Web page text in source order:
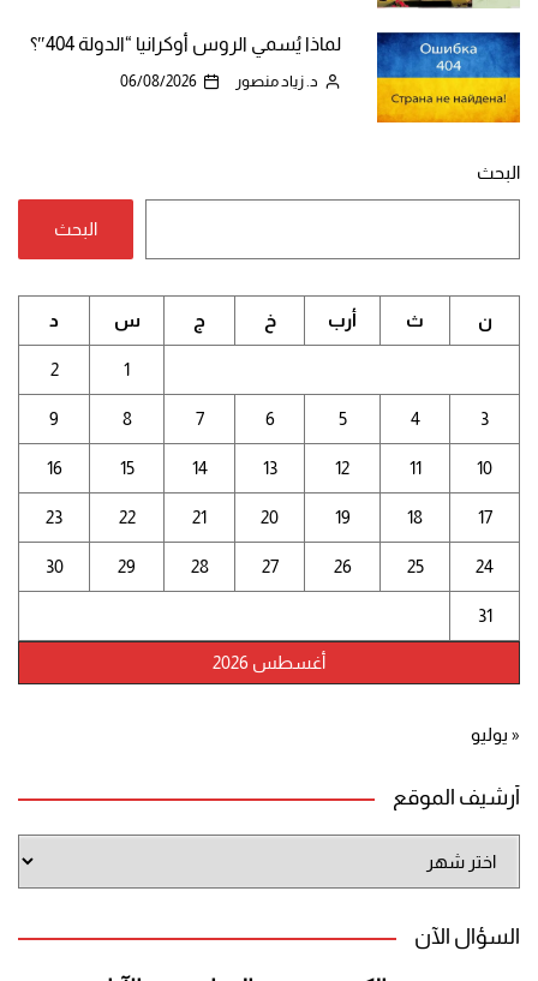
لماذا يُسمي الروس أوكرانيا “الدولة 404″؟
د. زياد منصور 06/08/2026
البحث
البحث
أغسطس 2026
ن ث أرب خ ج س د
1
2
3
4
5
6
7
8
9
10
11
12
13
14
15
16
17
18
19
20
21
22
23
24
25
26
27
28
29
30
31
« يوليو
أرشيف الموقع
الموقع
السؤال الآن